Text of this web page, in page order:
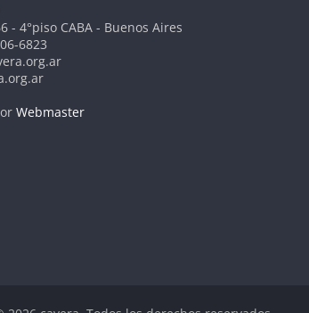
- 4°piso CABA - Buenos Aires
6823
Webmaster